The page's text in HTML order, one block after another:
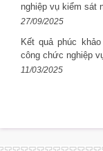
nghiệp vụ kiểm sát
27/09/2025
Kết quả phúc
công chức nghiệp
11/03/2025